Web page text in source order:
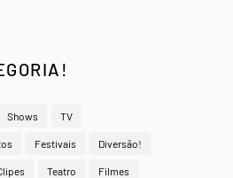
Shows TV
Festivais Diversão!
Teatro Filmes